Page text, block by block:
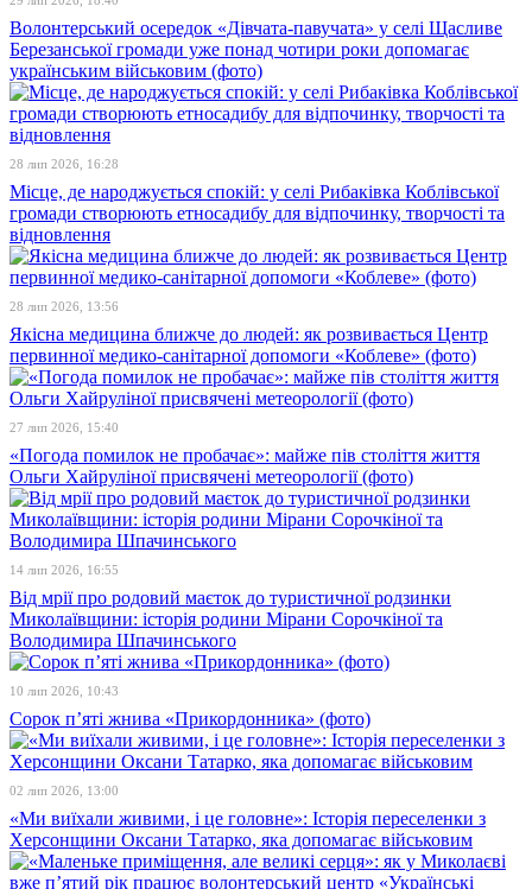
Волонтерський осередок «Дівчата-павучата» у селі Щасливе
Березанської громади уже понад чотири роки допомагає
українським військовим (фото)
28 лип 2026, 16:28
Місце, де народжується спокій: у селі Рибаківка Коблівської
громади створюють етносадибу для відпочинку, творчості та
відновлення
28 лип 2026, 13:56
Якісна медицина ближче до людей: як розвивається Центр
первинної медико-санітарної допомоги «Коблеве» (фото)
27 лип 2026, 15:40
«Погода помилок не пробачає»: майже пів століття життя
Ольги Хайруліної присвячені метеорології (фото)
14 лип 2026, 16:55
Від мрії про родовий маєток до туристичної родзинки
Миколаївщини: історія родини Мірани Сорочкіної та
Володимира Шпачинського
10 лип 2026, 10:43
Сорок п’яті жнива «Прикордонника» (фото)
02 лип 2026, 13:00
«Ми виїхали живими, і це головне»: Історія переселенки з
Херсонщини Оксани Татарко, яка допомагає військовим